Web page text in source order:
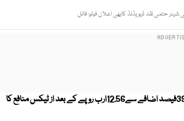
گردشی قرضوں کی ادائیگی کے باعث پاکستان اسٹیٹ آئل نے مالی سال 2013کے لیے39فیصد اضافے سے12.56ارب روپے کے بعد از ٹیکس منافع کا